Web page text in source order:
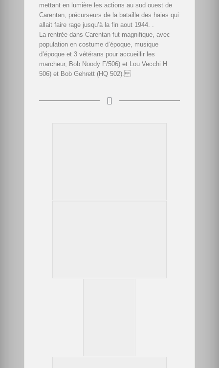
mettant en lumière les actions au sud ouest de
Carentan, précurseurs de la bataille des haies qui
allait faire rage jusqu’à la fin aout 1944. .
La rentrée dans Carentan fut magnifique, avec
population en costume d’époque, musique
d’époque et 3 vétérans pour accueillir les
marcheur, Bob Noody F/506) et Lou Vecchi H
506) et Bob Gehrett (HQ 502).